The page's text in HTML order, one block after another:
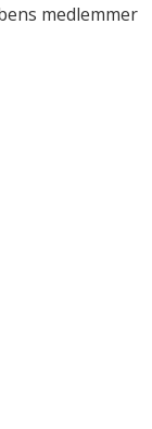
medlemmer